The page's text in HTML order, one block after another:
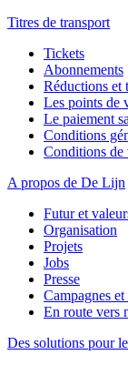
Titres de transport
Tickets
Abonnements
Réductions et
Les points de
Le paiement
Conditions
Conditions de
A propos de De Lijn
Futur et
Organisation
Projets
Jobs
Presse
Campagnes
En route vers
Des solutions pour